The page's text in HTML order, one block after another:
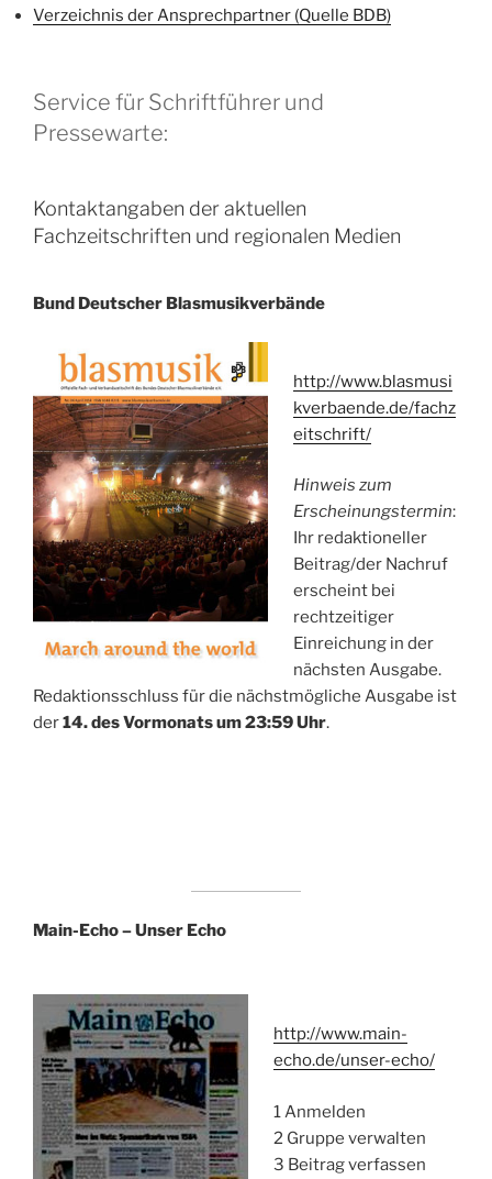
Verzeichnis der Ansprechpartner (Quelle BDB)
Service für Schriftführer und
Pressewarte:
Kontaktangaben der aktuellen
Fachzeitschriften und regionalen Medien
Bund Deutscher Blasmusikverbände
http://www.blasmusi
kverbaende.de/fachz
eitschrift/
Hinweis zum
Erscheinungstermin:
Ihr redaktioneller
Beitrag/der Nachruf
erscheint bei
rechtzeitiger
Einreichung in der
nächsten Ausgabe.
Redaktionsschluss für die nächstmögliche Ausgabe ist
der14. des Vormonats um 23:59 Uhr.
Main-Echo – Unser Echo
http://www.main-
echo.de/unser-echo/
1 Anmelden
2 Gruppe verwalten
3 Beitrag verfassen